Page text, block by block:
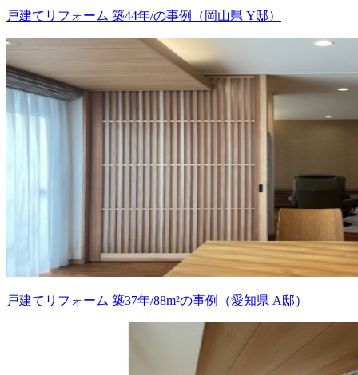
戸建てリフォーム 築44年/の事例（岡山県 Y邸）
戸建てリフォーム 築37年/88m²の事例（愛知県 A邸）